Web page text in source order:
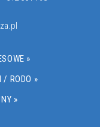
»
/ RODO »
»